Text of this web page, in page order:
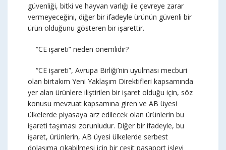
güvenliği, bitki ve hayvan varlığı ile çevreye zarar
vermeyeceğini, diğer bir ifadeyle ürünün güvenli bir
ürün olduğunu gösteren bir işarettir.
“CE işareti” neden önemlidir?
“CE işareti”, Avrupa Birliği’nin uyulması mecburi
olan birtakım Yeni Yaklaşım Direktifleri kapsamında
yer alan ürünlere iliştirilen bir işaret olduğu için, söz
konusu mevzuat kapsamına giren ve AB üyesi
ülkelerde piyasaya arz edilecek olan ürünlerin bu
işareti taşıması zorunludur. Diğer bir ifadeyle, bu
işaret, ürünlerin, AB üyesi ülkelerde serbest
dolaşıma çıkabilmesi için bir çeşit pasaport işlevi